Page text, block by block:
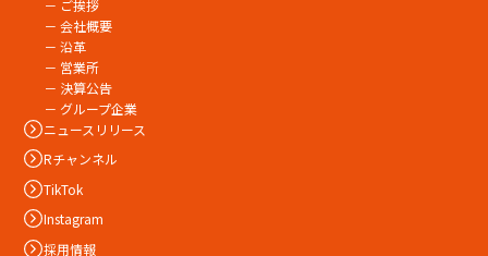
－ ご挨拶
－ 会社概要
－ 沿革
－ 営業所
－ 決算公告
－ グループ企業
ニュースリリース
Rチャンネル
TikTok
Instagram
採用情報